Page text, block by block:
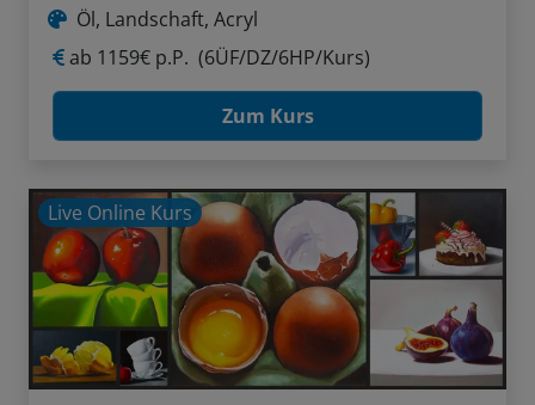
Öl, Landschaft, Acryl
ab 1159€ p.P. (6ÜF/DZ/6HP/Kurs)
Zum Kurs
Live Online Kurs